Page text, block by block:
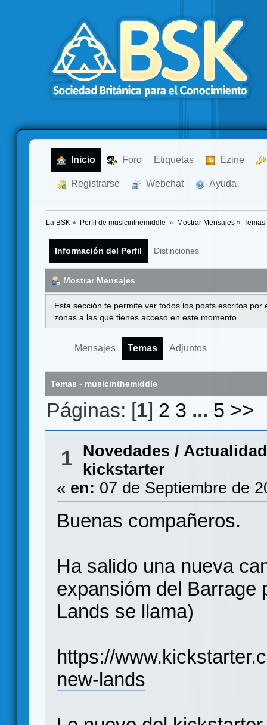
Inicio Foro Etiquetas Ezine
Registrarse Webchat Ayuda
La BSK » Perfil de musicinthemiddle » Mostrar Mensajes» Temas
Información del Perfil Distinciones
Mostrar Mensajes
Esta sección te permite ver todos los posts escritos
zonas a las que tienes acceso en este momento.
Mensajes Temas Adjuntos
Temas - musicinthemiddle
Páginas: [1] 2 3 ... 5 >>
1
Novedades / Actualidad
kickstarter
« en: 07 de Septiembre de
Buenas compañeros.
Ha salido una nueva
expansióm del Barrage
Lands se llama)
https://
new-lands